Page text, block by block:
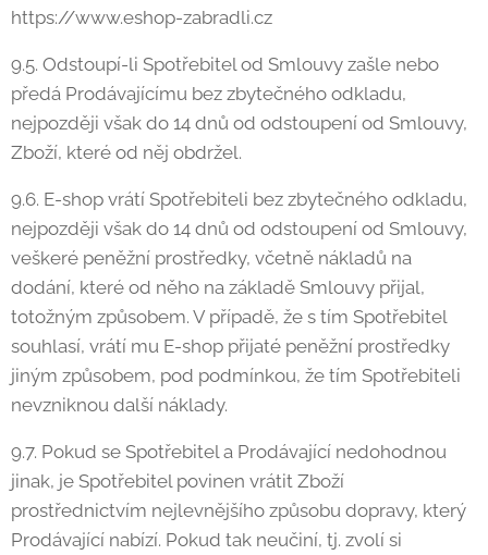
https://www.eshop-zabradli.cz
9.5. Odstoupí-li Spotřebitel od Smlouvy zašle nebo
předá Prodávajícímu bez zbytečného odkladu,
nejpozději však do 14 dnů od odstoupení od Smlouvy,
Zboží, které od něj obdržel.
9.6. E-shop vrátí Spotřebiteli bez zbytečného odkladu,
nejpozději však do 14 dnů od odstoupení od Smlouvy,
veškeré peněžní prostředky, včetně nákladů na
dodání, které od něho na základě Smlouvy přijal,
totožným způsobem. V případě, že s tím Spotřebitel
souhlasí, vrátí mu E-shop přijaté peněžní prostředky
jiným způsobem, pod podmínkou, že tím Spotřebiteli
nevzniknou další náklady.
9.7. Pokud se Spotřebitel a Prodávající nedohodnou
jinak, je Spotřebitel povinen vrátit Zboží
prostřednictvím nejlevnějšího způsobu dopravy, který
Prodávající nabízí. Pokud tak neučiní, tj. zvolí si